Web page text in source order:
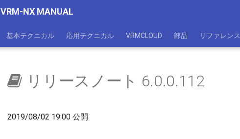
VRM-NX MANUAL
基本テクニカル 応用テクニカル VRMCLOUD 部品 リファレンス
リリースノート 6.0.0.112
2019/08/02 19:00 公開